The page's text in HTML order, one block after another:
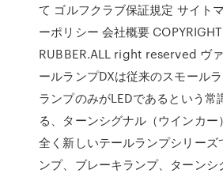
て ゴルフクラブ保証規定 サイト
ーポリシー 会社概要
RUBBER.ALL right reserved ヴ
ールランプDXは従来のスモール
ランプのみがLEDであるという常
る、ターンシグナル（ウインカー
全く新しいテールランプシリーズ
ンプ、ブレーキランプ、ターンシ